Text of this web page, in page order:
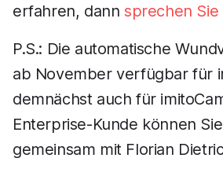
erfahren, dann sprechen Sie
P.S.: Die automatische
ab November verfügbar für
demnächst auch für
Enterprise-Kunde können
gemeinsam mit Florian